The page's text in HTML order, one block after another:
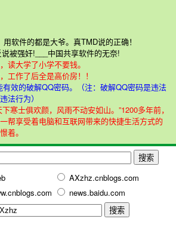
件的都是大爷。真TMD说的正确！
奸!___中国共享软件的无奈!
读大学了小学不要钱。
工作了后全是高价房！！
QQ密码。（注：破解QQ密码是违法
法行为）
寒士俱欢颜，风雨不动安如山。”1200多年前，
帮享受着电脑和互联网带来的快捷生活方式的
着。
AXzhz.cnblogs.com
news.baidu.com